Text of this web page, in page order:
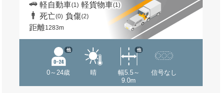
軽自動車(1) 軽貨物車(1)
死亡(0) 負傷(2)
距離1283m
0～24歳
他
晴
幅5.5～
9.0m
他
信号なし